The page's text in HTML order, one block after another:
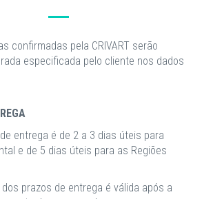
confirmadas pela CRIVART serão
especificada pelo cliente nos dados
entrega é de 2 a 3 dias úteis para
e de 5 dias úteis para as Regiões
prazos de entrega é válida após a